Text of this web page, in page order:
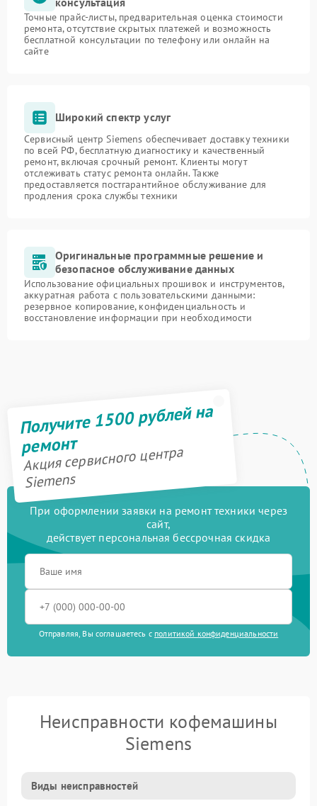
Точные прайс-листы, предварительная оценка стоимости
ремонта, отсутствие скрытых платежей и возможность
бесплатной консультации по телефону или онлайн на
сайте
Широкий спектр услуг
Сервисный центр Siemens обеспечивает доставку техники
по всей РФ, бесплатную диагностику и качественный
ремонт, включая срочный ремонт. Клиенты могут
отслеживать статус ремонта онлайн. Также
предоставляется постгарантийное обслуживание для
продления срока службы техники
Оригинальные программные решение и
безопасное обслуживание данных
Использование официальных прошивок и инструментов,
аккуратная работа с пользовательскими данными:
резервное копирование, конфиденциальность и
восстановление информации при необходимости
Получите 1500 рублей на
ремонт
Акция сервисного центра
Siemens
При оформлении заявки на ремонт техники через
сайт,
действует персональная бессрочная скидка
Отправляя, Вы соглашаетесь с политикой конфиденциальности
Неисправности кофемашины
Siemens
Виды неисправностей